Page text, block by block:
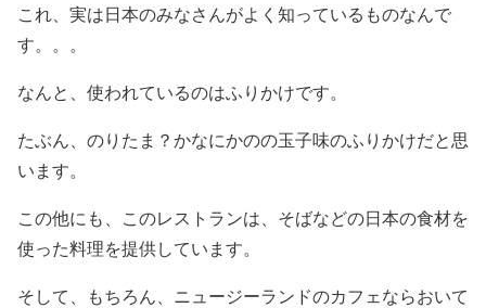
これ、実は日本のみなさんがよく知っているものなんで
す。。。
なんと、使われているのはふりかけです。
たぶん、のりたま？かなにかのの玉子味のふりかけだと思
います。
この他にも、このレストランは、そばなどの日本の食材を
使った料理を提供しています。
そして、もちろん、ニュージーランドのカフェならおいて